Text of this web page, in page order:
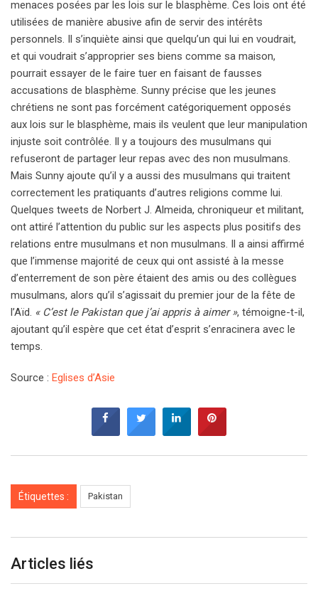
menaces posées par les lois sur le blasphème. Ces lois ont été
utilisées de manière abusive afin de servir des intérêts
personnels. Il s’inquiète ainsi que quelqu’un qui lui en voudrait,
et qui voudrait s’approprier ses biens comme sa maison,
pourrait essayer de le faire tuer en faisant de fausses
accusations de blasphème. Sunny précise que les jeunes
chrétiens ne sont pas forcément catégoriquement opposés
aux lois sur le blasphème, mais ils veulent que leur manipulation
injuste soit contrôlée. Il y a toujours des musulmans qui
refuseront de partager leur repas avec des non musulmans.
Mais Sunny ajoute qu’il y a aussi des musulmans qui traitent
correctement les pratiquants d’autres religions comme lui.
Quelques tweets de Norbert J. Almeida, chroniqueur et militant,
ont attiré l’attention du public sur les aspects plus positifs des
relations entre musulmans et non musulmans. Il a ainsi affirmé
que l’immense majorité de ceux qui ont assisté à la messe
d’enterrement de son père étaient des amis ou des collègues
musulmans, alors qu’il s’agissait du premier jour de la fête de
l’Aïd. « C’est le Pakistan que j’ai appris à aimer », témoigne-t-il,
ajoutant qu’il espère que cet état d’esprit s’enracinera avec le
temps.
Source : Eglises d’Asie
Étiquettes : Pakistan
Articles liés